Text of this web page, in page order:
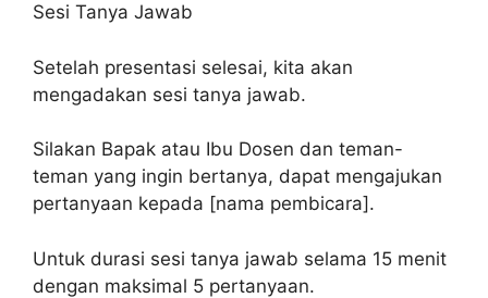
Sesi Tanya Jawab
Setelah presentasi selesai, kita akan
mengadakan sesi tanya jawab.
Silakan Bapak atau Ibu Dosen dan teman-
teman yang ingin bertanya, dapat mengajukan
pertanyaan kepada [nama pembicara].
Untuk durasi sesi tanya jawab selama 15 menit
dengan maksimal 5 pertanyaan.